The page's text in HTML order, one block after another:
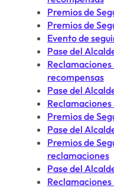
Premios de
Premios de
Evento de
Pase del
recompensas
Pase del
Premios de
Pase del
Premios de
reclamaciones
Pase del